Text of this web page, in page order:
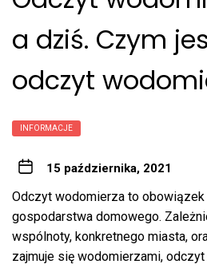
a dziś. Czym
odczyt
INFORMACJE
15 października, 2021
Odczyt wodomierza to
gospodarstwa domowego.
wspólnoty, konkretnego miasta,
zajmuje się wodomierzami,